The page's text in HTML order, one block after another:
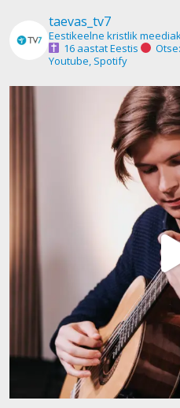
taevas_tv7
Eestikeelne kristlik
16 aastat Eestis
Youtube, Spotify